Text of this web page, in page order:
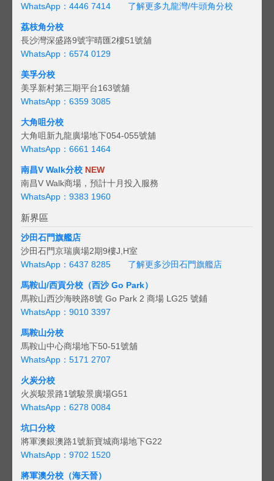
WhatsApp：4446 7414
了解更多九龍灣/牛頭角分校
荔枝角分校
長沙灣深盛路9號宇晴匯2樓51號舖
WhatsApp：6574 0129
美孚分校
美孚新村第三期平台163號舖
WhatsApp：6359 3085
大角咀分校
大角咀新九龍廣場地下054-055號舖
WhatsApp：6661 1464
南昌V Walk分校 NEW
南昌V Walk商場，預計十月投入服務
WhatsApp：9383 1960
新界區
沙田石門旗艦店
沙田石門京瑞廣場2期9樓J,H室
WhatsApp：6437 8285
了解更多沙田石門旗艦店
馬鞍山/西貢分校（西沙 Go Park）
馬鞍山西沙海映路8號 Go Park 2 商場 LG25 號鋪
WhatsApp：9010 3397
馬鞍山分校
馬鞍山中心商場地下50-51號舖
WhatsApp：5171 2707
火炭分校
火炭駿景路1號駿景廣場G51
WhatsApp：6278 0084
坑口分校
將軍澳銀澳路1號新寶城商場地下G22
WhatsApp：9702 1520
將軍澳分校（海天晉）